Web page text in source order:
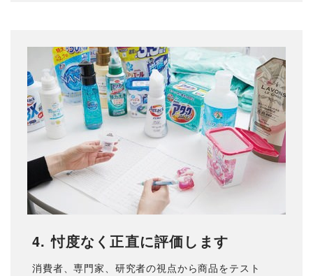
4. 忖度なく正直に評価します
消費者、専門家、研究者の視点から商品をテスト